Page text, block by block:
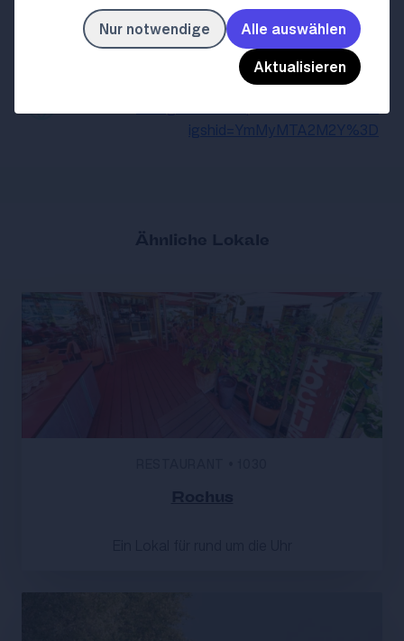
WANN
11:30-01:30
Fr-Sa
11:30-03:00
So
11:30-01:30
igshid=YmMyMTA2M2Y%3D
Nur notwendige Alle auswählen
Aktualisieren